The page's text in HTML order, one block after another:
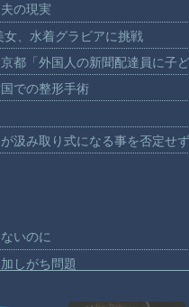
の現実
女、水着グラビアに挑戦
「外国人の新聞配達員に子
での整形手術
汲み取り式になる事を否定せ
いのに
しがち問題